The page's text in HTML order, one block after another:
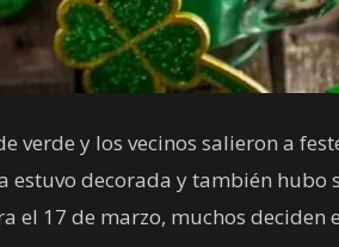
verde y los vecinos salieron a
estuvo decorada y también hubo
el 17 de marzo, muchos deciden